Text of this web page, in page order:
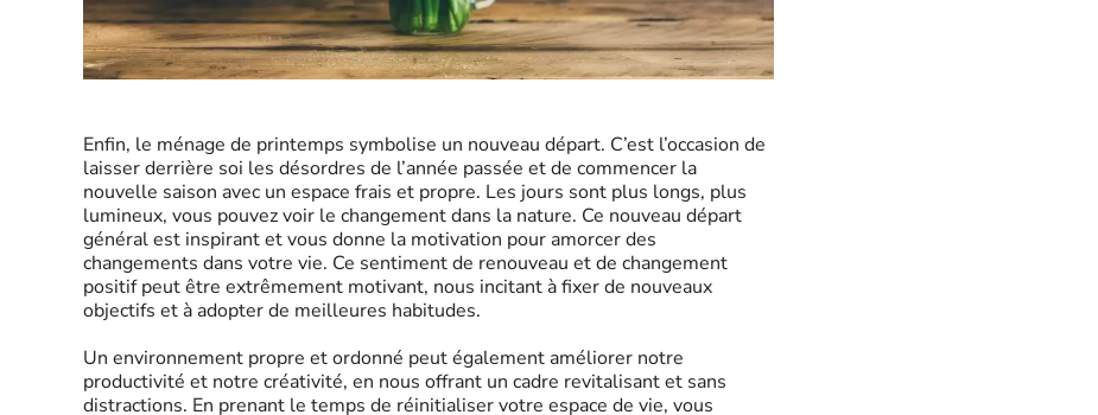
Enfin, le ménage de printemps symbolise un nouveau départ. C’est l’occasion de
laisser derrière soi les désordres de l’année passée et de commencer la
nouvelle saison avec un espace frais et propre. Les jours sont plus longs, plus
lumineux, vous pouvez voir le changement dans la nature. Ce nouveau départ
général est inspirant et vous donne la motivation pour amorcer des
changements dans votre vie. Ce sentiment de renouveau et de changement
positif peut être extrêmement motivant, nous incitant à fixer de nouveaux
objectifs et à adopter de meilleures habitudes.
Un environnement propre et ordonné peut également améliorer notre
productivité et notre créativité, en nous offrant un cadre revitalisant et sans
distractions. En prenant le temps de réinitialiser votre espace de vie, vous